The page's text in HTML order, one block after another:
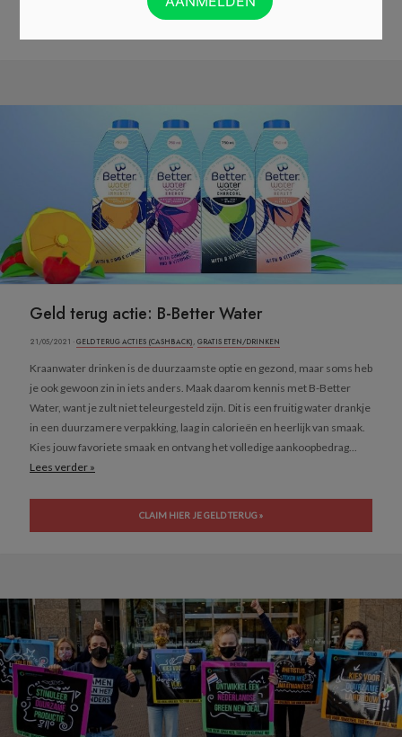
DOE MEE EN WIN »
Geld terug actie: B-Better Water
21/05/2021 ·GELD TERUG ACTIES (CASHBACK), GRATIS ETEN/DRINKEN
Kraanwater drinken is de duurzaamste optie en gezond, maar soms heb
je ook gewoon zin in iets anders. Maak daarom kennis met B-Better
Water, want je zult niet teleurgesteld zijn. Dit is een fruitig water drankje
in een duurzamere verpakking, laag in calorieën en heerlijk van smaak.
Kies jouw favoriete smaak en ontvang het volledige aankoopbedrag...
Lees verder »
CLAIM HIER JE GELD TERUG »